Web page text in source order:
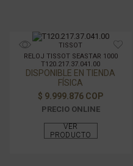
TISSOT
RELOJ TISSOT SEASTAR 1000
T120.217.37.041.00
$ 9.999.876 COP
DISPONIBLE EN TIENDA
FÍSICA
PRECIO ONLINE
VER
PRODUCTO